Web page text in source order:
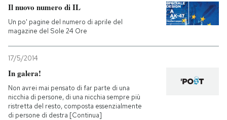
Il nuovo numero di IL
Un po' pagine del numero di aprile del
magazine del Sole 24 Ore
17/5/2014
In galera!
Non avrei mai pensato di far parte di una
nicchia di persone, di una nicchia sempre più
ristretta del resto, composta essenzialmente
di persone di destra [Continua]